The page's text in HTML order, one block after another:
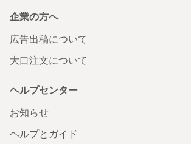
企業の方へ
広告出稿について
大口注文について
ヘルプセンター
お知らせ
ヘルプとガイド